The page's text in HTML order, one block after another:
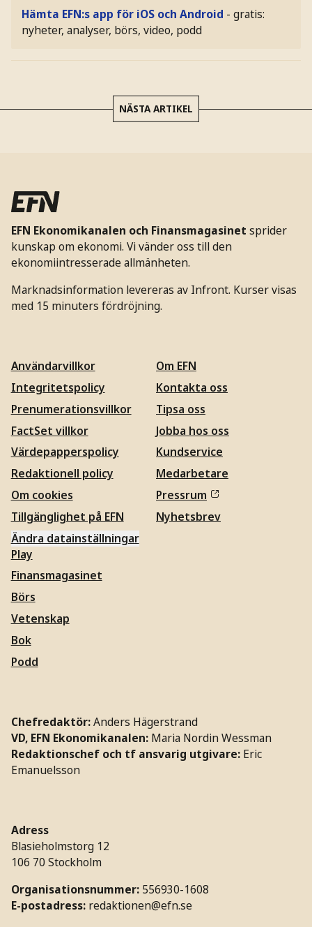
Hämta EFN:s app för iOS och Android - gratis:
nyheter, analyser, börs, video, podd
NÄSTA ARTIKEL
EFN Ekonomikanalen och Finansmagasinet sprider
kunskap om ekonomi. Vi vänder oss till den
ekonomiintresserade allmänheten.
Marknadsinformation levereras av Infront. Kurser visas
med 15 minuters fördröjning.
Användarvillkor
Integritetspolicy
Prenumerationsvillkor
FactSet villkor
Värdepapperspolicy
Redaktionell policy
Om cookies
Tillgänglighet på EFN
Ändra datainställningar
Om EFN
Kontakta oss
Tipsa oss
Jobba hos oss
Kundservice
Medarbetare
Pressrum
Nyhetsbrev
Play
Finansmagasinet
Börs
Vetenskap
Bok
Podd
Chefredaktör:Anders Hägerstrand
VD, EFN Ekonomikanalen: Maria Nordin Wessman
Redaktionschef och tf ansvarig utgivare: Eric
Emanuelsson
Adress
Blasieholmstorg 12
106 70 Stockholm
Organisationsnummer: 556930-1608
E-postadress: redaktionen@efn.se